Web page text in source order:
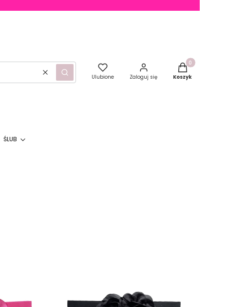
WyczyśćSzukaj Ulubione Zaloguj się
Produkty w
Koszyk
ŚLUB